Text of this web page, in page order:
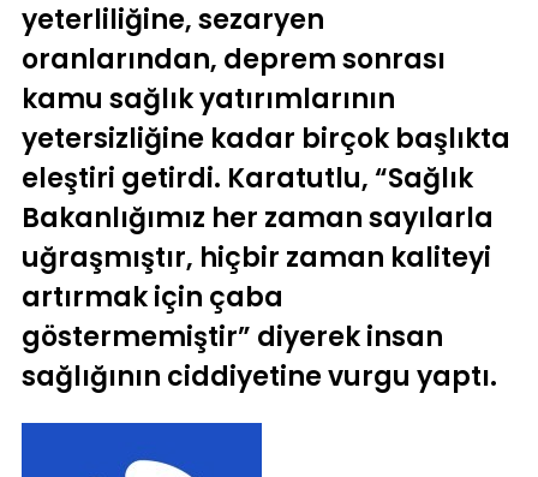
yeterliliğine, sezaryen
oranlarından, deprem sonrası
kamu sağlık yatırımlarının
yetersizliğine kadar birçok başlıkta
eleştiri getirdi. Karatutlu, “Sağlık
Bakanlığımız her zaman sayılarla
uğraşmıştır, hiçbir zaman kaliteyi
artırmak için çaba
göstermemiştir” diyerek insan
sağlığının ciddiyetine vurgu yaptı.